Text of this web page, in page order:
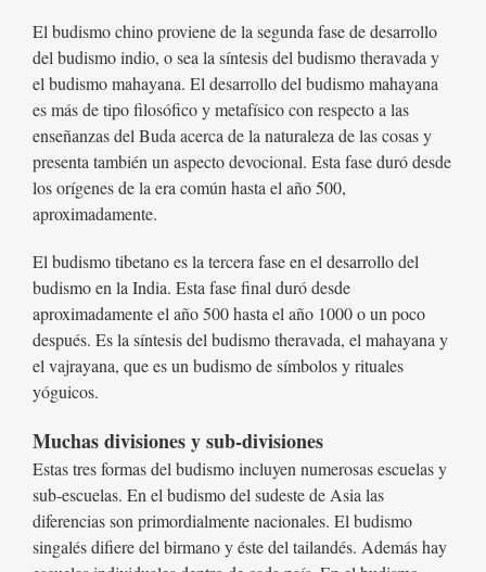
El budismo chino proviene de la segunda fase de desarrollo
del budismo indio, o sea la síntesis del budismo theravada y
el budismo mahayana. El desarrollo del budismo mahayana
es más de tipo filosófico y metafísico con respecto a las
enseñanzas del Buda acerca de la naturaleza de las cosas y
presenta también un aspecto devocional. Esta fase duró desde
los orígenes de la era común hasta el año 500,
aproximadamente.
El budismo tibetano es la tercera fase en el desarrollo del
budismo en la India. Esta fase final duró desde
aproximadamente el año 500 hasta el año 1000 o un poco
después. Es la síntesis del budismo theravada, el mahayana y
el vajrayana, que es un budismo de símbolos y rituales
yóguicos.
Muchas divisiones y sub-divisiones
Estas tres formas del budismo incluyen numerosas escuelas y
sub-escuelas. En el budismo del sudeste de Asia las
diferencias son primordialmente nacionales. El budismo
singalés difiere del birmano y éste del tailandés. Además hay